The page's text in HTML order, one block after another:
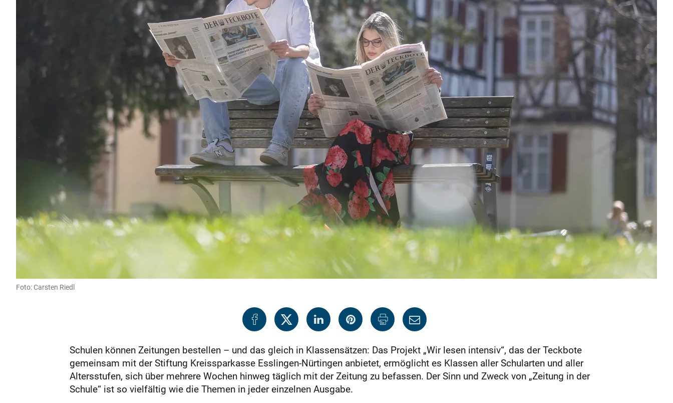
Foto: Carsten Riedl
Schulen können Zeitungen bestellen – und das gleich in Klassensätzen: Das Projekt „Wir lesen intensiv“, das der Teckbote
gemeinsam mit der Stiftung Kreissparkasse Esslingen-Nürtingen anbietet, ermöglicht es Klassen aller Schularten und aller
Altersstufen, sich über mehrere Wochen hinweg täglich mit der Zeitung zu befassen. Der Sinn und Zweck von „Zeitung in der
Schule“ ist so vielfältig wie die Themen in jeder einzelnen Ausgabe.